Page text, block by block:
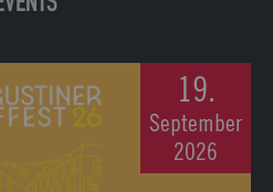
19.
September
2026